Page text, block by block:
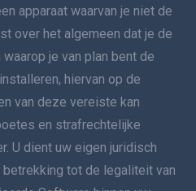
apparaat waarvan je niet de
over het algemeen dat je de
je van plan bent de
hiervan op de
van deze vereiste kan
en strafrechtelijke
U dient uw eigen juridisch
tot de legaliteit van